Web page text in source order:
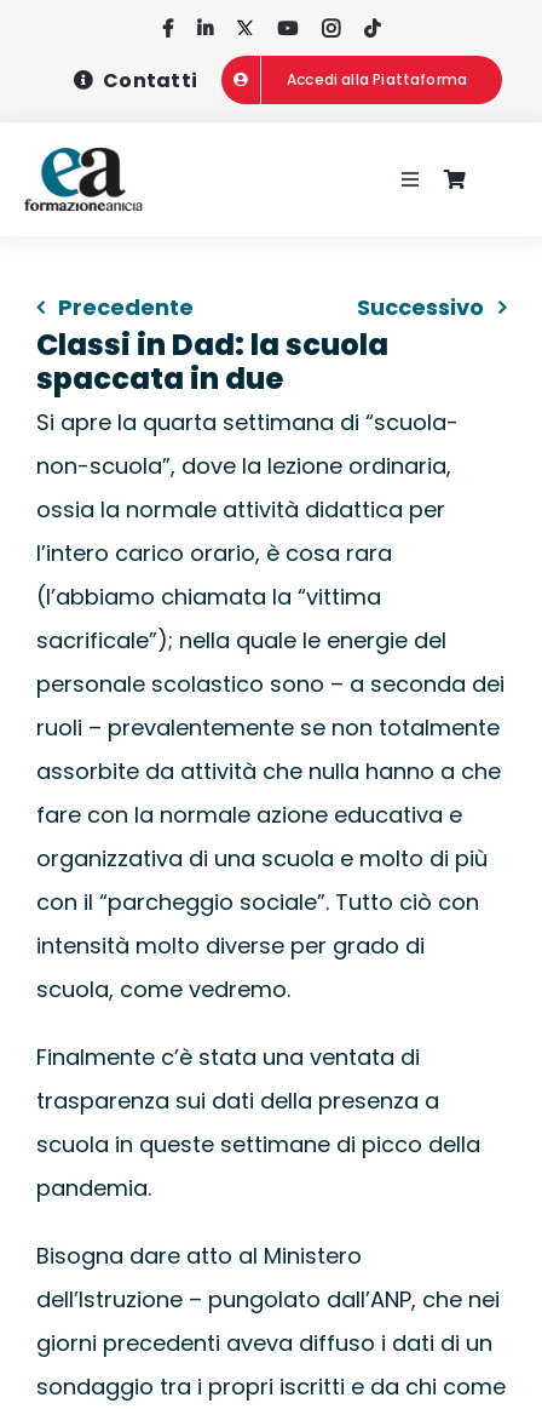
Contatti Accedi alla Piattaforma
Toggle
CHI SIAMO
CORSI DI
UNIVERSITÀ
SCUOLA
SERVIZI PER
NEWS
Precedente Successivo
Classi in Dad: la scuola
spaccata in due
Si apre la quarta settimana di “scuola-
non-scuola”, dove la lezione ordinaria,
ossia la normale attività didattica per
l’intero carico orario, è cosa rara
(l’abbiamo chiamata la “vittima
sacrificale”); nella quale le energie del
personale scolastico sono – a seconda dei
ruoli – prevalentemente se non totalmente
assorbite da attività che nulla hanno a che
fare con la normale azione educativa e
organizzativa di una scuola e molto di più
con il “parcheggio sociale”. Tutto ciò con
intensità molto diverse per grado di
scuola, come vedremo.
Finalmente c’è stata una ventata di
trasparenza sui dati della presenza a
scuola in queste settimane di picco della
pandemia.
Bisogna dare atto al Ministero
dell’Istruzione – pungolato dall’ANP, che nei
giorni precedenti aveva diffuso i dati di un
sondaggio tra i propri iscritti e da chi come